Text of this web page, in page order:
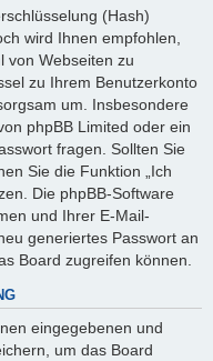
(Hash)
wird Ihnen empfohlen,
von Webseiten zu
zu Ihrem Benutzerkonto
um. Insbesondere
phpBB Limited oder ein
fragen. Sollten Sie
Sie die Funktion „Ich
Die phpBB-Software
und Ihrer E-Mail-
generiertes Passwort an
Board zugreifen können.
eingegebenen und
um das Board